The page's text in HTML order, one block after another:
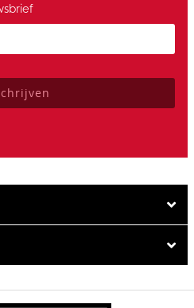
the privacy policy to subscribe to